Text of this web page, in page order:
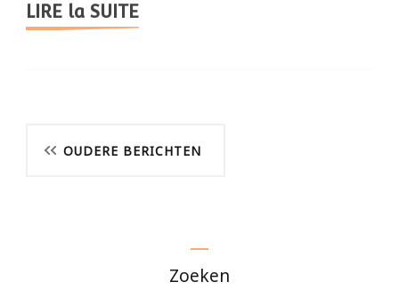
LIRE la SUITE
Berichtnavigatie
OUDERE BERICHTEN
Zoeken